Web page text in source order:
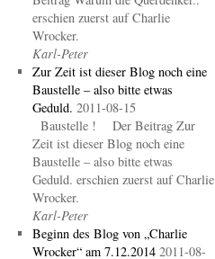
erschien zuerst auf Charlie
Wrocker.
Karl-Peter
Zur Zeit ist dieser Blog noch eine
Baustelle – also bitte etwas
Geduld. 2011-08-15
Baustelle ! Der Beitrag Zur
Zeit ist dieser Blog noch eine
Baustelle – also bitte etwas
Geduld. erschien zuerst auf Charlie
Wrocker.
Karl-Peter
Beginn des Blog von „Charlie
Wrocker“ am 7.12.2014 2011-08-